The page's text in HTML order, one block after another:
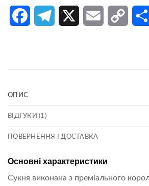
FacebookTelegram Email Copy
ОПИС
ВІДГУКИ (1)
ПОВЕРНЕННЯ І ДОСТАВКА
Основні характеристики
Сукня виконана з преміального